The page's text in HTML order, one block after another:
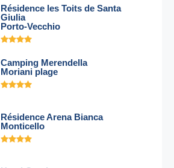
Résidence les Toits de Santa
Giulia
Porto-Vecchio
Camping Merendella
Moriani plage
Résidence Arena Bianca
Monticello